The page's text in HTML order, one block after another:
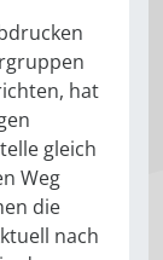
hat
gleich
Weg
die
nach